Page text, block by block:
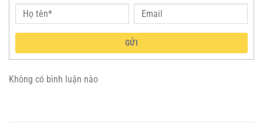
GỬI
Không có bình luận nào